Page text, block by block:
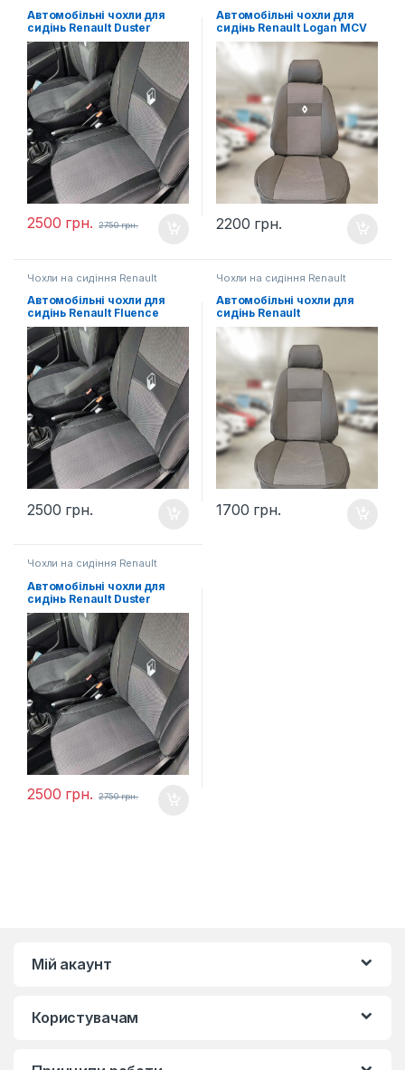
Автомобільні чохли для
сидінь Renault Duster
(2010-…)
2500 грн. 2750грн.
Автомобільні чохли для
сидінь Renault Logan MCV
base
2200 грн.
Чохли на сидіння Renault
Автомобільні чохли для
сидінь Renault Fluence
2500 грн.
Чохли на сидіння Renault
Автомобільні чохли для
сидінь Renault
1700 грн.
Чохли на сидіння Renault
Автомобільні чохли для
сидінь Renault Duster
(2015-…, 2018-…, 2021-…)
2500 грн. 2750грн.
Мій акаунт
Користувачам